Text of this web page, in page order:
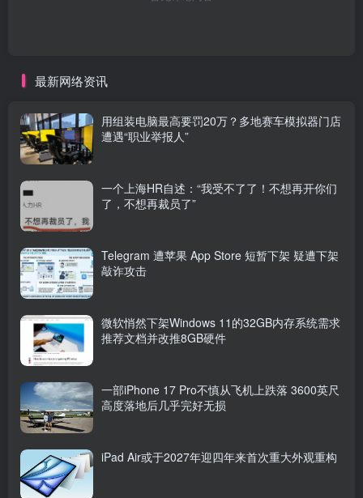
最新网络资讯
用组装电脑最高要罚20万？多地赛车模拟器门店
遭遇“职业举报人”
一个上海HR自述：“我受不了了！不想再开你们
了，不想再裁员了”
Telegram 遭苹果 App Store 短暂下架 疑遭下架
敲诈攻击
微软悄然下架Windows 11的32GB内存系统需求
推荐文档并改推8GB硬件
一部iPhone 17 Pro不慎从飞机上跌落 3600英尺
高度落地后几乎完好无损
iPad Air或于2027年迎四年来首次重大外观重构